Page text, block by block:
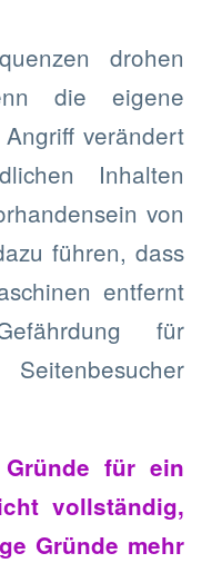
drohen
die eigene
verändert
Inhalten
von
führen, dass
entfernt
für
für ein
vollständig,
Gründe mehr